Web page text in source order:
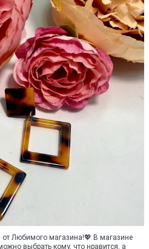
от Любимого магазина!💖 В магазине
выбрать кому, что нравится, а